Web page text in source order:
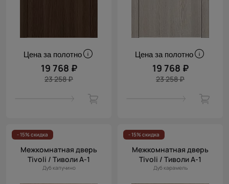
Цена за полотно
19 768 ₽
23 258 ₽
Цена за полотно
19 768 ₽
23 258 ₽
- 15% скидка
Межкомнатная дверь
Tivoli / Тиволи А-1
Дуб капучино
- 15% скидка
Межкомнатная дверь
Tivoli / Тиволи А-1
Дуб карамель